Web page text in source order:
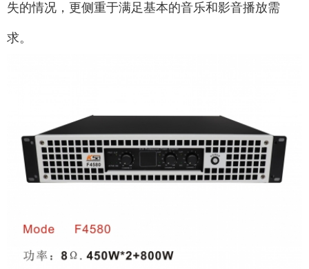
失的情况，更侧重于满足基本的音乐和影音播放需
求。